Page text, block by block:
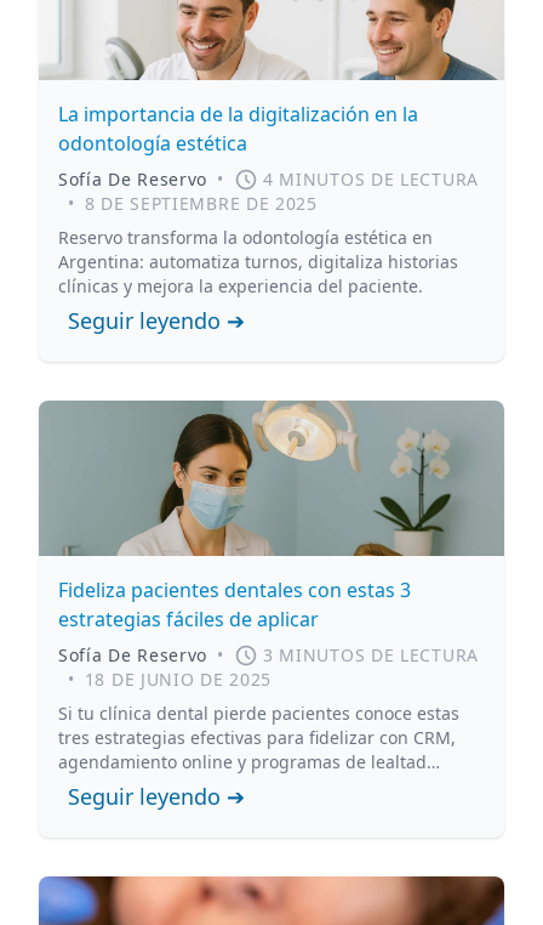
La importancia de la digitalización en la
odontología estética
Sofía De Reservo •
4 MINUTOS DE LECTURA
• 8 DE SEPTIEMBRE DE 2025
Reservo transforma la odontología estética en
Argentina: automatiza turnos, digitaliza historias
clínicas y mejora la experiencia del paciente.
Seguir leyendo ➔
Fideliza pacientes dentales con estas 3
estrategias fáciles de aplicar
Sofía De Reservo •
3 MINUTOS DE LECTURA
• 18 DE JUNIO DE 2025
Si tu clínica dental pierde pacientes conoce estas
tres estrategias efectivas para fidelizar con CRM,
agendamiento online y programas de lealtad
integrados en Reservo.
Seguir leyendo ➔